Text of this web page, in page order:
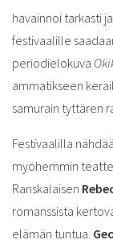
havainnoi tarkasti
festivaalille
periodielokuva
ammatikseen
samurain tyttären
Festivaalilla
myöhemmin
Ranskalaisen
romanssista
elämän tuntua.